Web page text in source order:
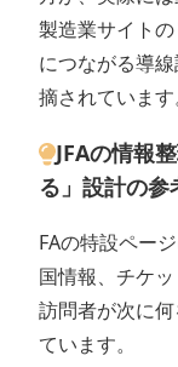
製造業サイト
につながる導線
摘されています
JFAの情報
る」設計の参
FAの特設ペー
国情報、チケ
訪問者が次に
ています。